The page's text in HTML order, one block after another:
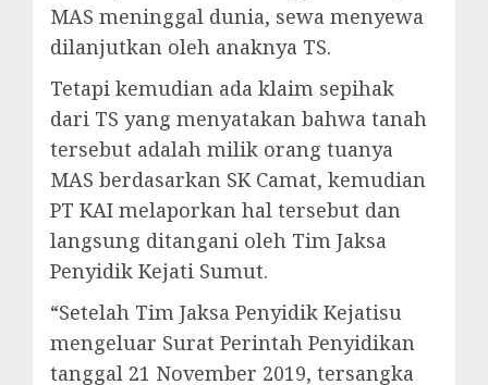
MAS meninggal dunia, sewa menyewa
dilanjutkan oleh anaknya TS.
Tetapi kemudian ada klaim sepihak
dari TS yang menyatakan bahwa tanah
tersebut adalah milik orang tuanya
MAS berdasarkan SK Camat, kemudian
PT KAI melaporkan hal tersebut dan
langsung ditangani oleh Tim Jaksa
Penyidik Kejati Sumut.
“Setelah Tim Jaksa Penyidik Kejatisu
mengeluar Surat Perintah Penyidikan
tanggal 21 November 2019, tersangka